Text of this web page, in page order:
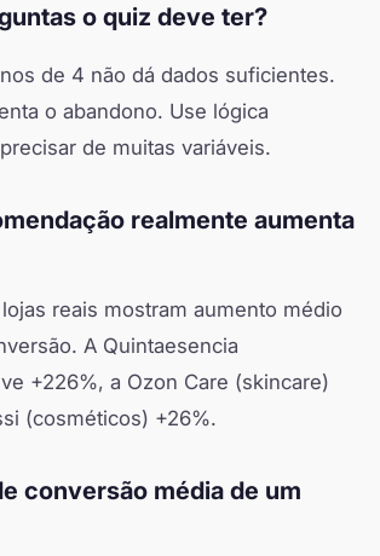
o quiz deve ter?
de 4 não dá dados suficientes.
o abandono. Use lógica
de muitas variáveis.
realmente aumenta
reais mostram aumento médio
A Quintaesencia
+226%, a Ozon Care (skincare)
(cosméticos) +26%.
conversão média de um